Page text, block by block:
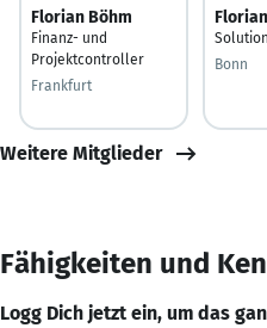
Florian Böhm
Finanz- und
Projektcontroller
Frankfurt
Bonn
Weitere Mitglieder
Fähigkeiten und
Logg Dich jetzt ein, um das